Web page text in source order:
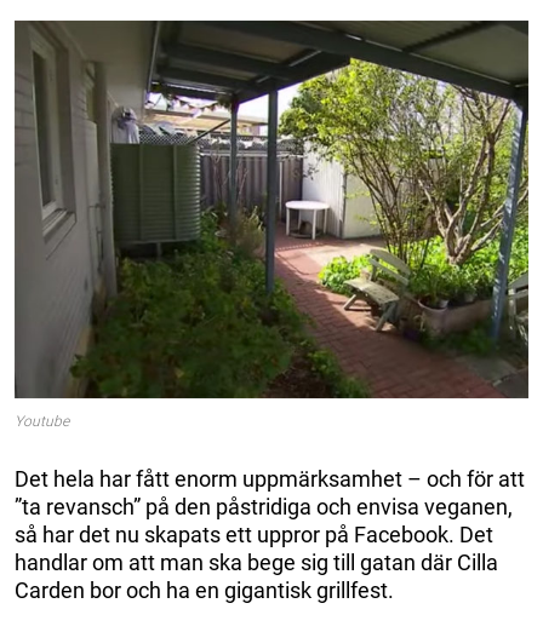
Youtube
Det hela har fått enorm uppmärksamhet – och för att
”ta revansch” på den påstridiga och envisa veganen,
så har det nu skapats ett uppror på Facebook. Det
handlar om att man ska bege sig till gatan där Cilla
Carden bor och ha en gigantisk grillfest.